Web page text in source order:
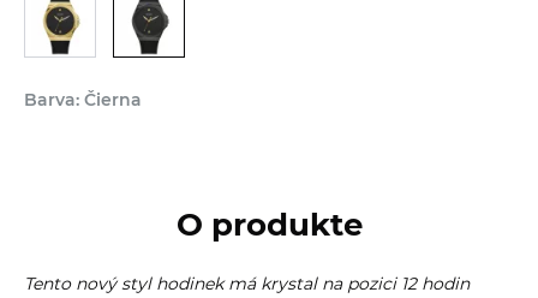
Barva: Čierna
O produkte
Tento nový styl hodinek má krystal na pozici 12 hodin